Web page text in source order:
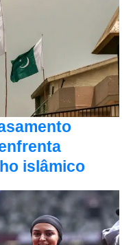
islâmico